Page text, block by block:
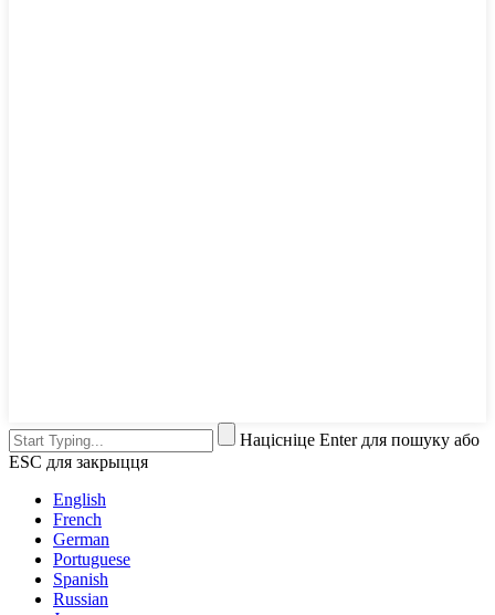
Націсніце Enter для пошуку або
ESC для закрыцця
English
French
German
Portuguese
Spanish
Russian